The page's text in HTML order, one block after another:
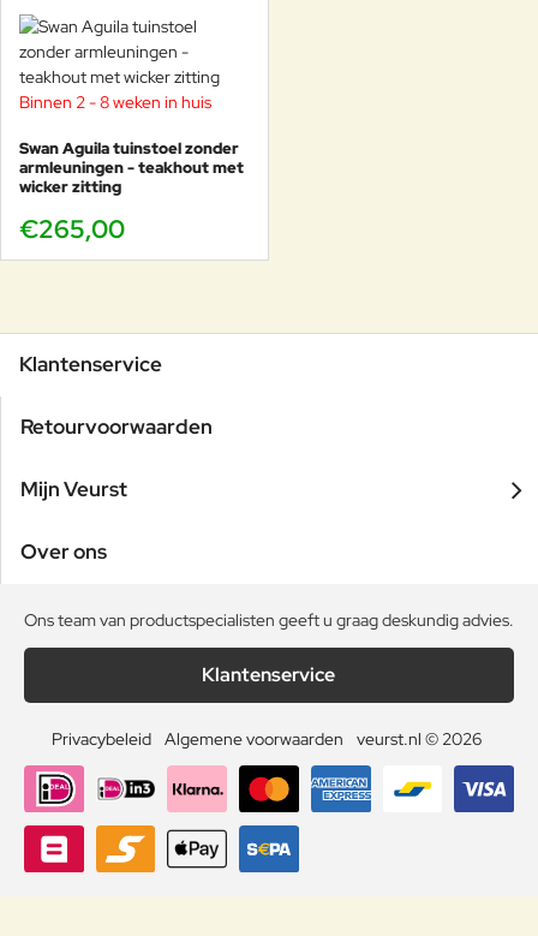
Binnen 2 - 8 weken in huis
Swan Aguila tuinstoel zonder
armleuningen - teakhout met
wicker zitting
€265,00
Klantenservice
Retourvoorwaarden
Mijn Veurst
Over ons
Ons team van productspecialisten geeft u graag deskundig advies.
Klantenservice
Privacybeleid Algemene voorwaarden veurst.nl © 2026